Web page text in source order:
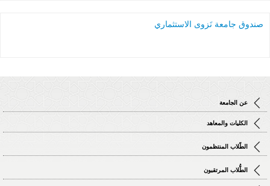
صندوق جامعة نَزوى الاستثماري
عن الجامعة
الكليات والمعاهد
الطّلاب المنتظمون
الطُّلاب المرتقبون